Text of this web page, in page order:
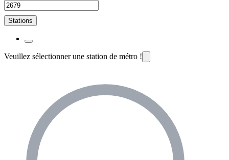
Stations
Veuillez sélectionner une station de métro !